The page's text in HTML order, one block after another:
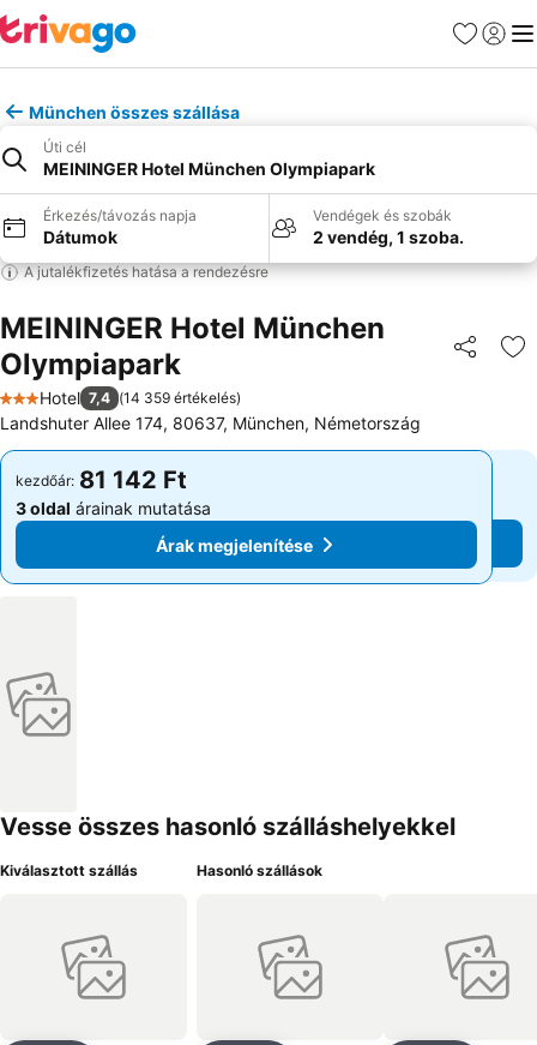
Kedvencek
München összes szállása
Úti cél
MEININGER Hotel München Olympiapark
Érkezés/távozás napja
Dátumok
Vendégek és szobák
2 vendég, 1 szoba.
A jutalékfizetés hatása a rendezésre
MEININGER Hotel München
Olympiapark
3 Kategória
Hotel 7,4 (14 359 értékelés)
Landshuter Allee 174, 80637, München, Németország
kezdőár: 81 142 Ft
3 oldal árainak mutatása
Árak megjelenítése
kezdőár: 81 142 Ft
3 oldal árainak mutatása
Árak megjelenítése
Vesse összes hasonló szálláshelyekkel
Kiválasztott szállás Hasonló szállások